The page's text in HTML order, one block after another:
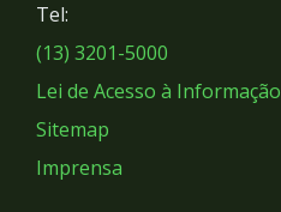
Sociais
Tel:
(13) 3201-5000
Lei de Acesso à Informação
Sitemap
Imprensa